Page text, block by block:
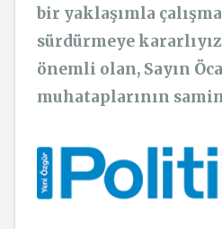
bir yaklaşımla
sürdürmeye
önemli olan, Sayın
muhataplarının